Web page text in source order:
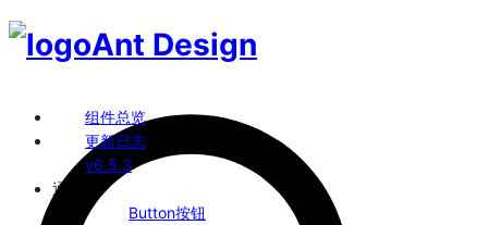
Ant Design
组件总览
更新日志
v6.5.3
通用
Button按钮